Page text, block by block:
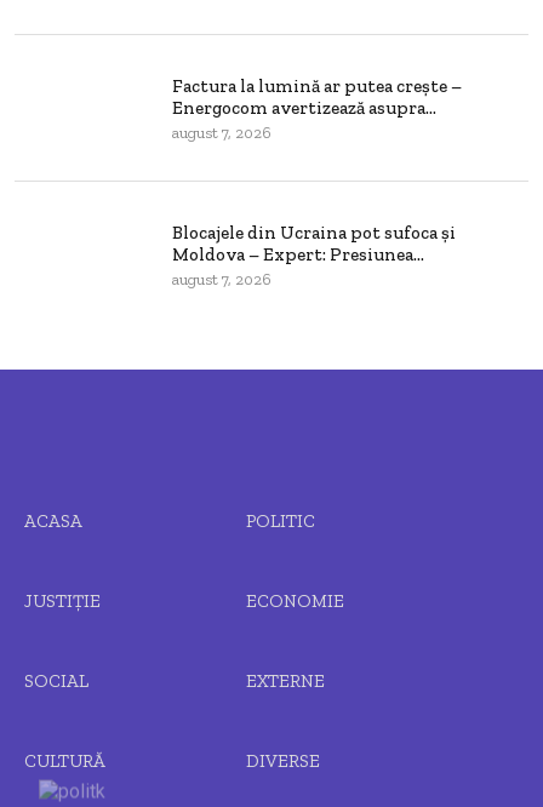
Factura la lumină ar putea crește –
Energocom avertizează asupra...
august 7, 2026
Blocajele din Ucraina pot sufoca și
Moldova – Expert: Presiunea...
august 7, 2026
ACASA POLITIC
JUSTIȚIE ECONOMIE
SOCIAL EXTERNE
CULTURĂ DIVERSE